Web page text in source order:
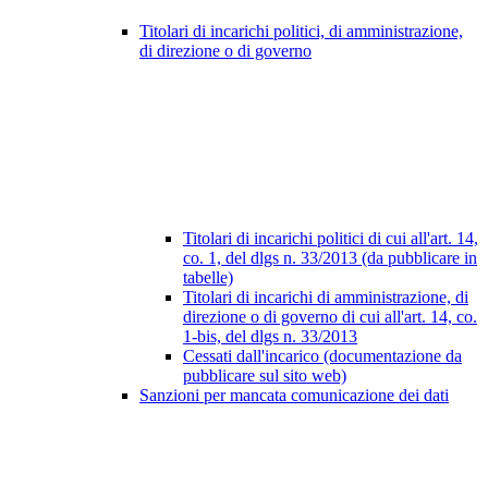
Titolari di incarichi politici, di amministrazione,
di direzione o di governo
Titolari di incarichi politici di cui all'art. 14,
co. 1, del dlgs n. 33/2013 (da pubblicare in
tabelle)
Titolari di incarichi di amministrazione, di
direzione o di governo di cui all'art. 14, co.
1-bis, del dlgs n. 33/2013
Cessati dall'incarico (documentazione da
pubblicare sul sito web)
Sanzioni per mancata comunicazione dei dati